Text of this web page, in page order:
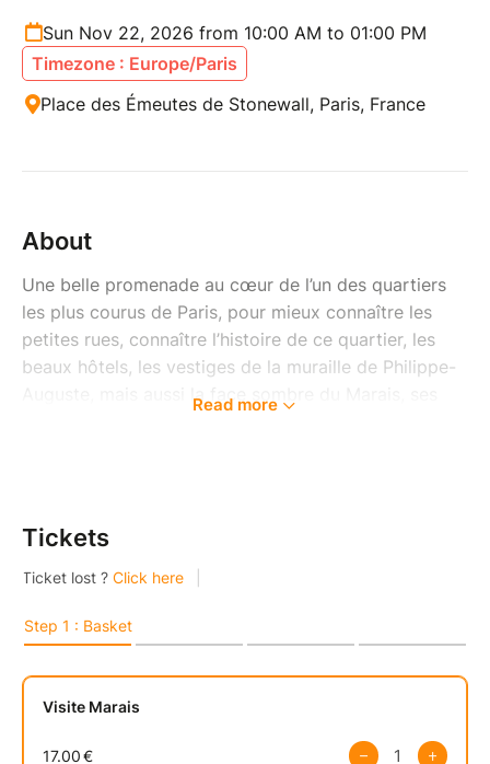
Sun Nov 22, 2026 from 10:00 AM to 01:00 PM
Timezone : Europe/Paris
Place des Émeutes de Stonewall, Paris, France
About
Une belle promenade au cœur de l’un des quartiers
les plus courus de Paris, pour mieux connaître les
petites rues, connaître l’histoire de ce quartier, les
beaux hôtels, les vestiges de la muraille de Philippe-
Auguste, mais aussi la face sombre du Marais, ses
puis comment le quartier s’est progressivement
jusqu’au XVIe siècle, le Marais voit alors pousser ses
discuterons du destin initial de la belle place des
sombre, celui des femmes criminelles et du choléra.
Read more
Tickets